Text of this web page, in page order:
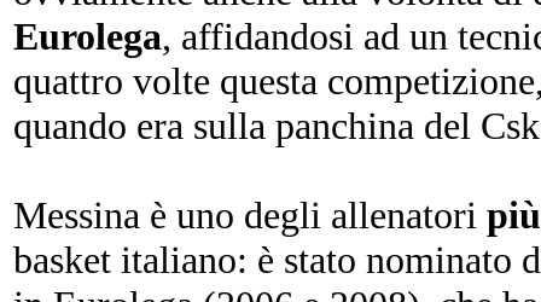
Eurolega, affidandosi ad un
quattro volte questa
quando era sulla panchina del
Messina è uno degli allenatori
basket italiano: è stato nominato